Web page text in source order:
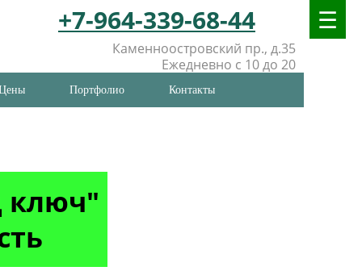
+7-964-339-68-44
Каменноостровский пр., д.35
Ежедневно с 10 до 20
Портфолио Контакты
ключ"